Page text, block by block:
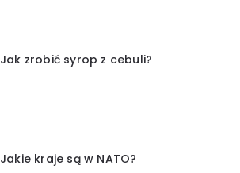
Jak zrobić syrop z cebuli?
Jakie kraje są w NATO?